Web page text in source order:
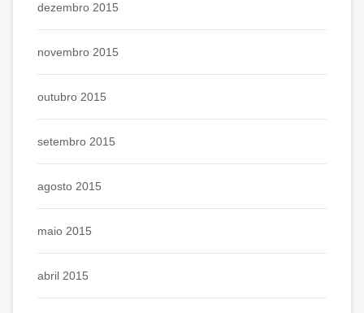
dezembro 2015
novembro 2015
outubro 2015
setembro 2015
agosto 2015
maio 2015
abril 2015